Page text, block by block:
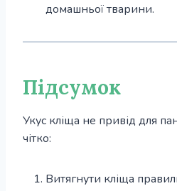
домашньої тварини.
Підсумок
Укус кліща не привід для
чітко:
Витягнути кліща